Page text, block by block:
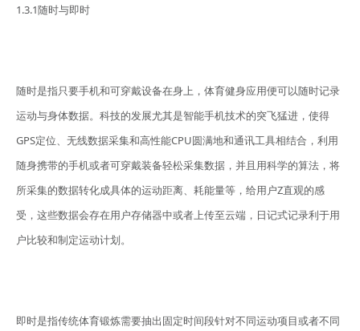
1.3.1随时与即时
随时是指只要手机和可穿戴设备在身上，体育健身应用便可以随时记录
运动与身体数据。科技的发展尤其是智能手机技术的突飞猛进，使得
GPS定位、无线数据采集和高性能CPU圆满地和通讯工具相结合，利用
随身携带的手机或者可穿戴装备轻松采集数据，并且用科学的算法，将
所采集的数据转化成具体的运动距离、耗能量等，给用户Z直观的感
受，这些数据会存在用户存储器中或者上传至云端，日记式记录利于用
户比较和制定运动计划。
即时是指传统体育锻炼需要抽出固定时间段针对不同运动项目或者不同